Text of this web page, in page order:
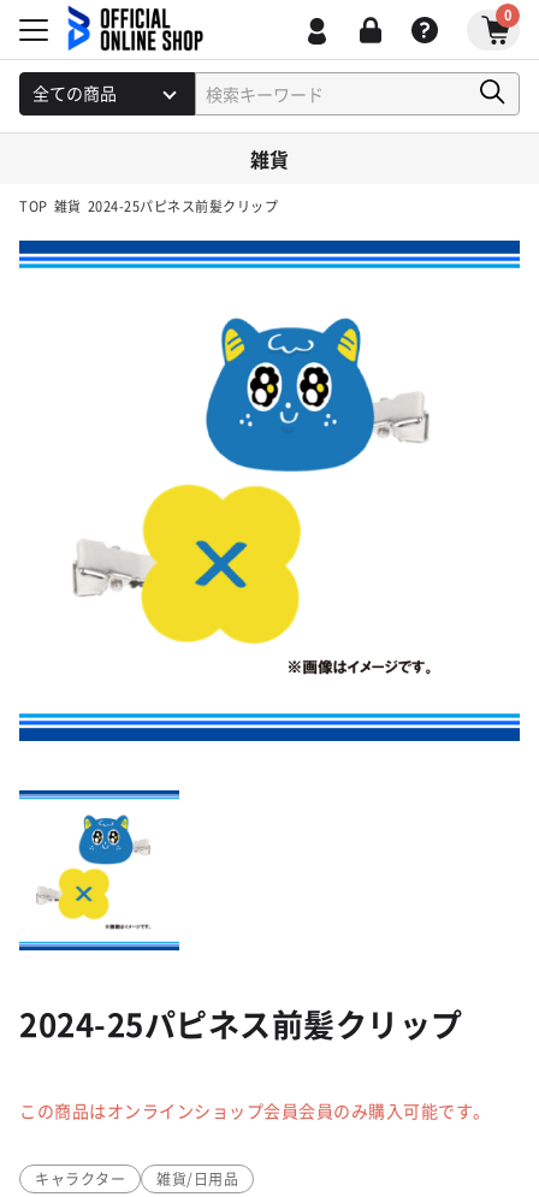
0
雑貨
TOP 雑貨 2024-25パピネス前髪クリップ
2024-25パピネス前髪クリップ
この商品はオンラインショップ会員会員のみ購入可能です。
キャラクター 雑貨/日用品